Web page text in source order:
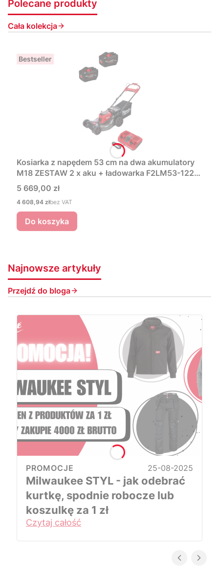
Polecane produkty
Cała kolekcja
Bestseller
Kosiarka z napędem 53 cm na dwa akumulatory
M18 ZESTAW 2 x aku + ładowarka F2LM53-122
4933479585 Milwaukee
Cena
5 669,00 zł
Cena
4 608,94 złbez VAT
Do koszyka
Najnowsze artykuły
Przejdź do bloga
PROMOCJE 25-08-2025
Milwaukee STYL - jak odebrać
kurtkę, spodnie robocze lub
koszulkę za 1 zł
Czytaj całość